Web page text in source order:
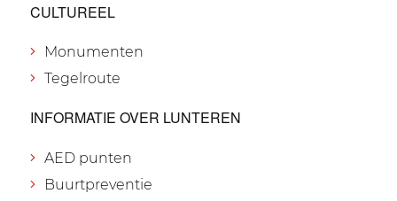
CULTUREEL
Monumenten
Tegelroute
INFORMATIE OVER LUNTEREN
AED punten
Buurtpreventie